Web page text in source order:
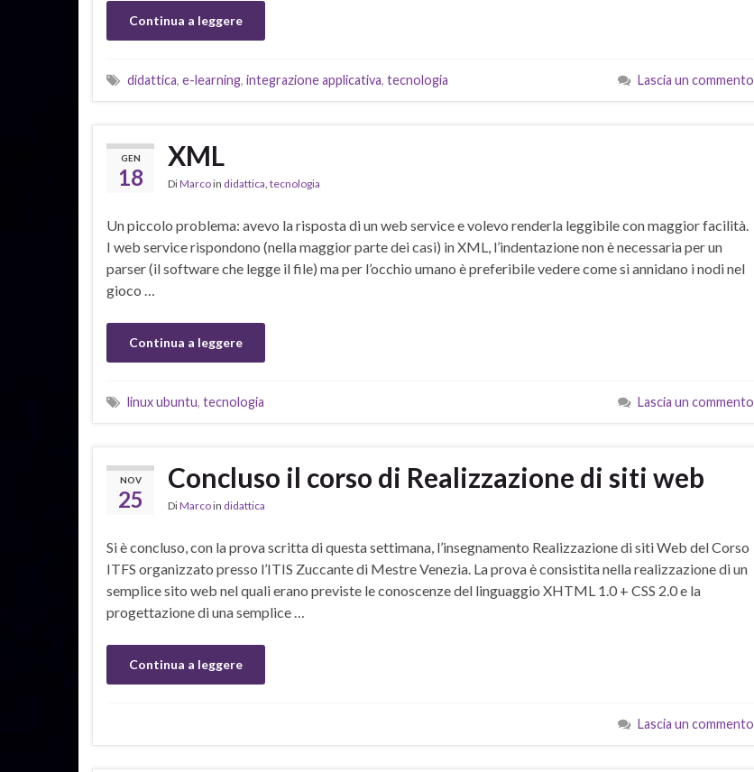
Continua a leggere
didattica, e-learning, integrazione applicativa, tecnologia Lascia un commento
GEN
18
XML
DiMarcoin didattica, tecnologia
Un piccolo problema: avevo la risposta di un web service e volevo renderla leggibile con maggior facilità.
I web service rispondono (nella maggior parte dei casi) in XML, l’indentazione non è necessaria per un
parser (il software che legge il file) ma per l’occhio umano è preferibile vedere come si annidano i nodi nel
gioco …
Continua a leggere
linux ubuntu, tecnologia Lascia un commento
NOV
25
Concluso il corso di Realizzazione di siti web
DiMarcoin didattica
Si è concluso, con la prova scritta di questa settimana, l’insegnamento Realizzazione di siti Web del Corso
ITFS organizzato presso l’ITIS Zuccante di Mestre Venezia. La prova è consistita nella realizzazione di un
semplice sito web nel quali erano previste le conoscenze del linguaggio XHTML 1.0 + CSS 2.0 e la
progettazione di una semplice …
Continua a leggere
Lascia un commento